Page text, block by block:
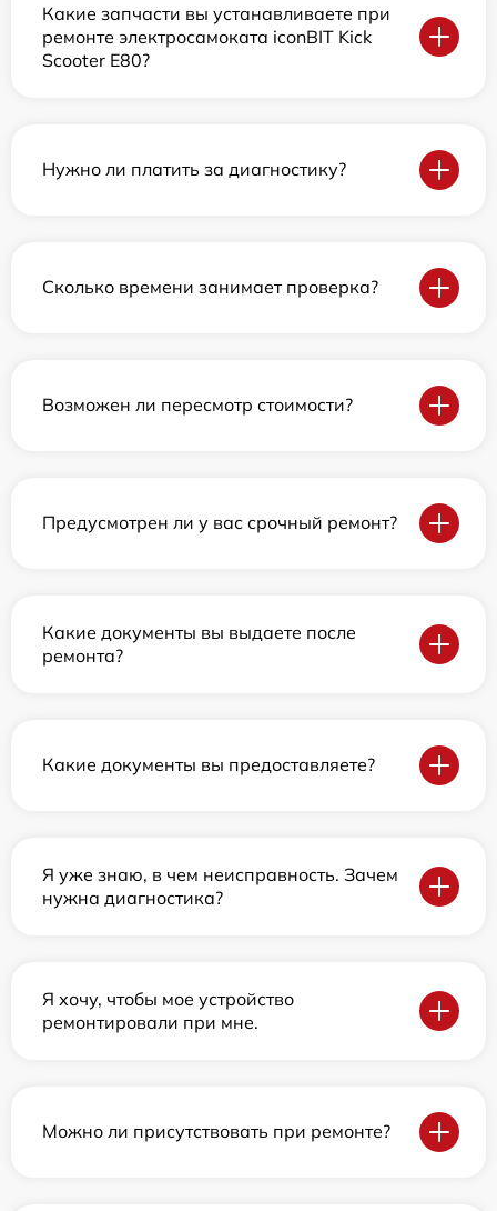
Какие запчасти вы устанавливаете при
ремонте электросамоката iconBIT Kick
Scooter E80?
Нужно ли платить за диагностику?
Сколько времени занимает проверка?
Возможен ли пересмотр стоимости?
Предусмотрен ли у вас срочный ремонт?
Какие документы вы выдаете после
ремонта?
Какие документы вы предоставляете?
Я уже знаю, в чем неисправность. Зачем
нужна диагностика?
Я хочу, чтобы мое устройство
ремонтировали при мне.
Можно ли присутствовать при ремонте?